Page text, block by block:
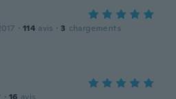
· 114 avis · 3 chargements